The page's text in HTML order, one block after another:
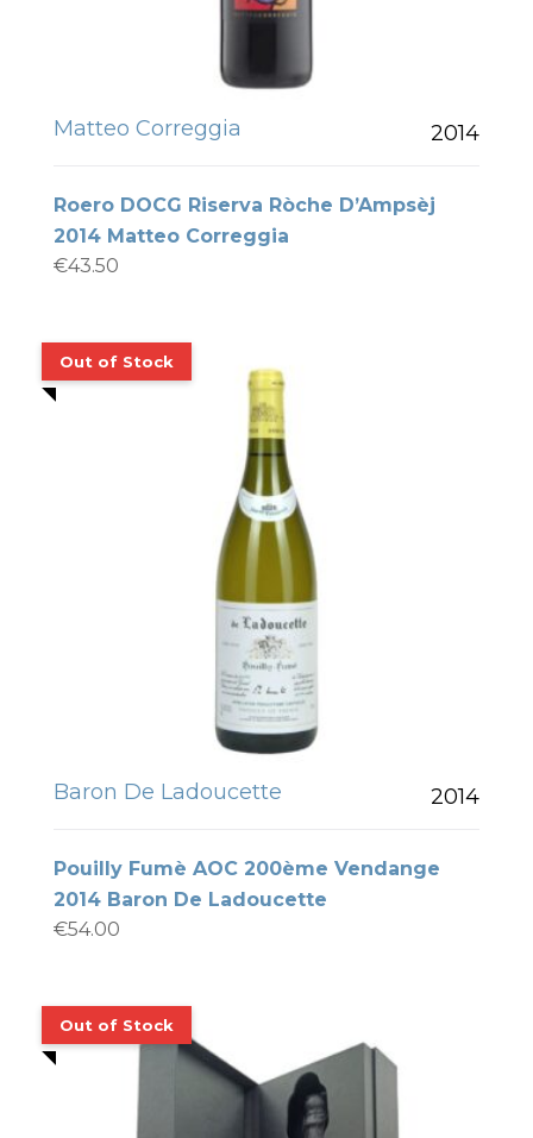
Matteo Correggia 2014
Roero DOCG Riserva Ròche D’Ampsèj
2014 Matteo Correggia
€43.50
Baron De Ladoucette 2014
Pouilly Fumè AOC 200ème Vendange
2014 Baron De Ladoucette
€54.00